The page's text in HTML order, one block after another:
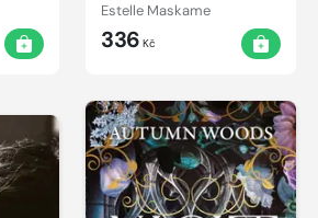
Estelle Maskame
336 Kč